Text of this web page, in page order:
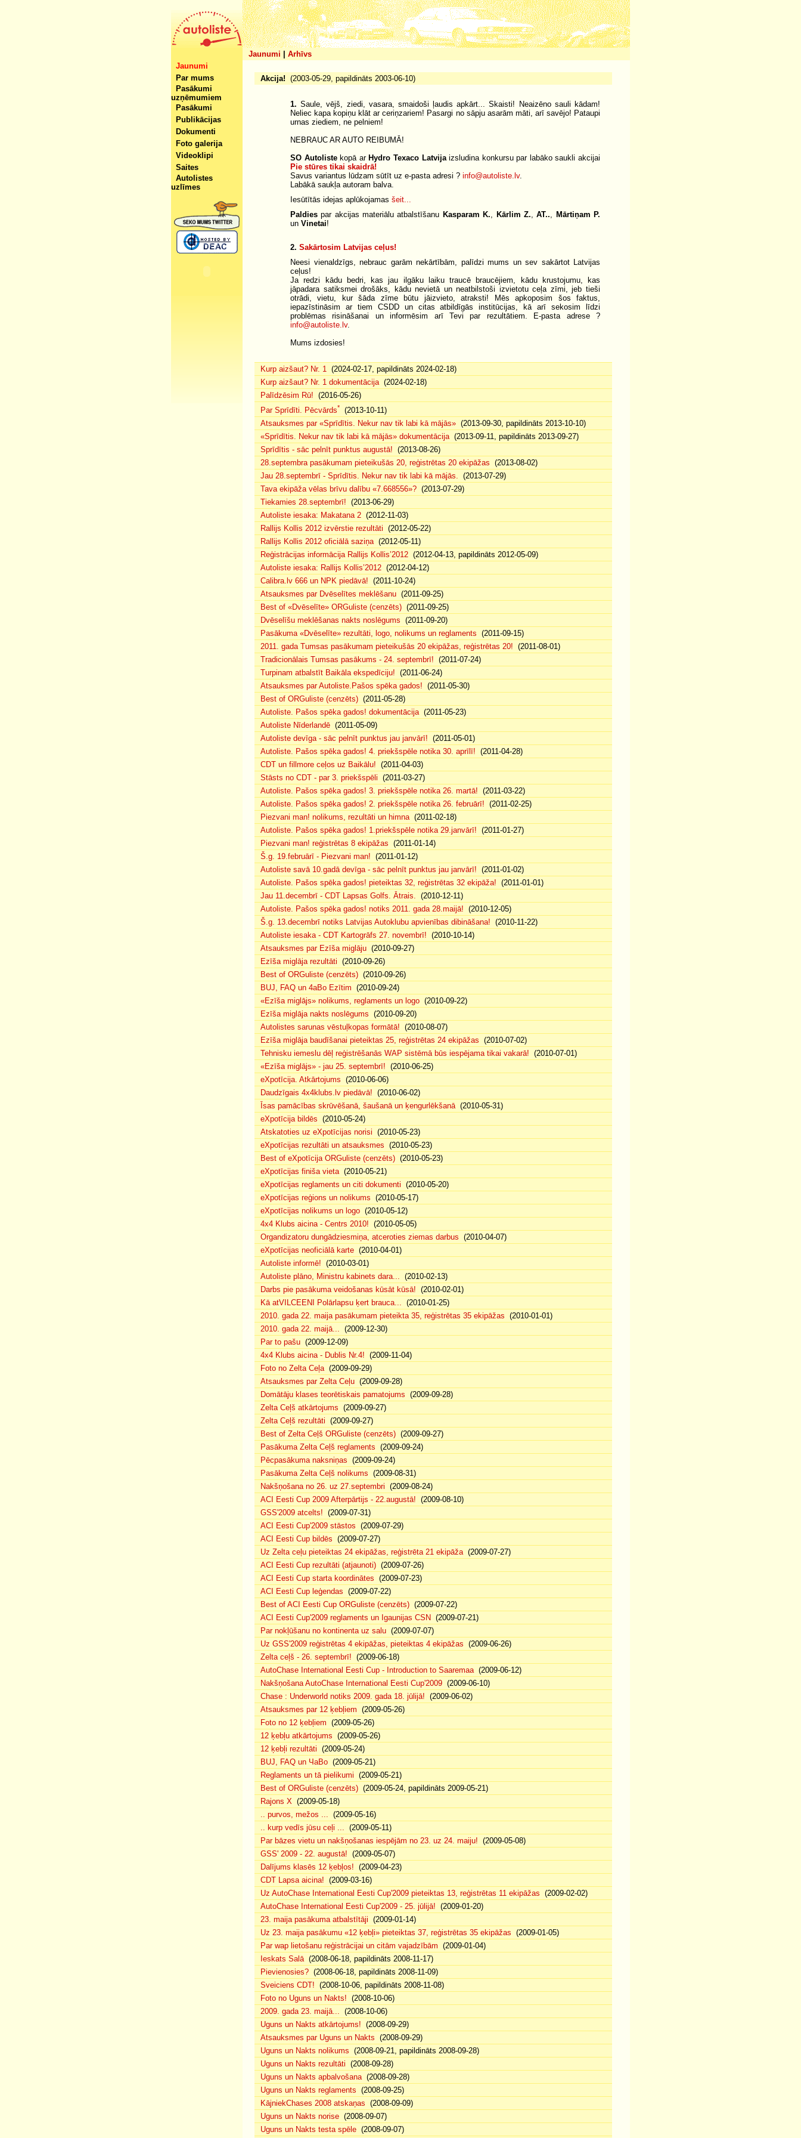
Jaunumi
Arhīvs
Jaunumi
Par mums
Pasākumi
uzņēmumiem
Pasākumi
Publikācijas
Dokumenti
Foto galerija
Videoklipi
Saites
Autolistes
uzlīmes
Akcija! (2003-05-29, papildināts 2003-06-10)
1. Saule, vējš, ziedi, vasara, smaidoši ļaudis apkārt... Skaisti! Neaizēno sauli kādam!
Neliec kapa kopiņu klāt ar ceriņzariem! Pasargi no sāpju asarām māti, arī savējo! Pataupi
urnas ziediem, ne pelniem!
NEBRAUC AR AUTO REIBUMĀ!
SO Autolistekopā ar Hydro Texaco Latvijaizsludina konkursu par labāko saukli akcijai
Pie stūres tikai skaidrā!
Savus variantus lūdzam sūtīt uz e-pasta adresi ? info@autoliste.lv.
Labākā saukļa autoram balva.
Iesūtītās idejas aplūkojamas šeit...
Paldies par akcijas materiālu atbalstīšanu Kasparam K., Kārlim Z.,AT.., Mārtiņam P.
un Vinetai!
2. Sakārtosim Latvijas ceļus!
Neesi vienaldzīgs, nebrauc garām nekārtībām, palīdzi mums un sev sakārtot Latvijas
ceļus!
Ja redzi kādu bedri, kas jau ilgāku laiku traucē braucējiem, kādu krustojumu, kas
jāpadara satiksmei drošāks, kādu nevietā un neatbilstoši izvietotu ceļa zīmi, jeb tieši
otrādi, vietu, kur šāda zīme būtu jāizvieto, atraksti! Mēs apkoposim šos faktus,
iepazīstināsim ar tiem CSDD un citas atbildīgās institūcijas, kā arī sekosim līdzi
problēmas risināšanai un informēsim arī Tevi par rezultātiem. E-pasta adrese ?
info@autoliste.lv.
Mums izdosies!
Kurp aizšaut? Nr. 1 (2024-02-17, papildināts 2024-02-18)
Kurp aizšaut? Nr. 1 dokumentācija(2024-02-18)
Palīdzēsim Rū! (2016-05-26)
Par Sprīdīti. Pēcvārds*
(2013-10-11)
Atsauksmes par «Sprīdītis. Nekur nav tik labi kā mājās» (2013-09-30, papildināts 2013-10-10)
«Sprīdītis. Nekur nav tik labi kā mājās» dokumentācija(2013-09-11, papildināts 2013-09-27)
Sprīdītis - sāc pelnīt punktus augustā! (2013-08-26)
28.septembra pasākumam pieteikušās 20, reģistrētas 20 ekipāžas (2013-08-02)
Jau 28.septembrī - Sprīdītis. Nekur nav tik labi kā mājās. (2013-07-29)
Tava ekipāža vēlas brīvu dalību «7.668556»? (2013-07-29)
Tiekamies 28.septembrī! (2013-06-29)
Autoliste iesaka: Makatana 2 (2012-11-03)
Rallijs Kollis 2012 izvērstie rezultāti (2012-05-22)
Rallijs Kollis 2012 oficiālā saziņa(2012-05-11)
Reģistrācijas informācija Rallijs Kollis’2012 (2012-04-13, papildināts 2012-05-09)
Autoliste iesaka: Rallijs Kollis’2012 (2012-04-12)
Calibra.lv 666 un NPK piedāvā! (2011-10-24)
Atsauksmes par Dvēselītes meklēšanu (2011-09-25)
Best of «Dvēselīte» ORGuliste (cenzēts) (2011-09-25)
Dvēselīšu meklēšanas nakts noslēgums (2011-09-20)
Pasākuma «Dvēselīte» rezultāti, logo, nolikums un reglaments (2011-09-15)
2011. gada Tumsas pasākumam pieteikušās 20 ekipāžas, reģistrētas 20! (2011-08-01)
Tradicionālais Tumsas pasākums - 24. septembrī! (2011-07-24)
Turpinam atbalstīt Baikāla ekspedīciju! (2011-06-24)
Atsauksmes par Autoliste.Pašos spēka gados! (2011-05-30)
Best of ORGuliste (cenzēts) (2011-05-28)
Autoliste. Pašos spēka gados! dokumentācija(2011-05-23)
Autoliste Nīderlandē (2011-05-09)
Autoliste devīga - sāc pelnīt punktus jau janvārī! (2011-05-01)
Autoliste. Pašos spēka gados! 4. priekšspēle notika 30. aprīlī! (2011-04-28)
CDT un fillmore ceļos uz Baikālu! (2011-04-03)
Stāsts no CDT - par 3. priekšspēli (2011-03-27)
Autoliste. Pašos spēka gados! 3. priekšspēle notika 26. martā! (2011-03-22)
Autoliste. Pašos spēka gados! 2. priekšspēle notika 26. februārī! (2011-02-25)
Piezvani man! nolikums, rezultāti un himna(2011-02-18)
Autoliste. Pašos spēka gados! 1.priekšspēle notika 29.janvārī! (2011-01-27)
Piezvani man! reģistrētas 8 ekipāžas (2011-01-14)
Š.g. 19.februārī - Piezvani man! (2011-01-12)
Autoliste savā 10.gadā devīga - sāc pelnīt punktus jau janvārī! (2011-01-02)
Autoliste. Pašos spēka gados! pieteiktas 32, reģistrētas 32 ekipāža! (2011-01-01)
Jau 11.decembrī - CDT Lapsas Golfs. Ātrais. (2010-12-11)
Autoliste. Pašos spēka gados! notiks 2011. gada 28.maijā! (2010-12-05)
Š.g. 13.decembrī notiks Latvijas Autoklubu apvienības dibināšana! (2010-11-22)
Autoliste iesaka - CDT Kartogrāfs 27. novembrī! (2010-10-14)
Atsauksmes par Ezīša miglāju (2010-09-27)
Ezīša miglāja rezultāti (2010-09-26)
Best of ORGuliste (cenzēts) (2010-09-26)
BUJ, FAQ un 4aBo Ezītim (2010-09-24)
«Ezīša miglājs» nolikums, reglaments un logo (2010-09-22)
Ezīša miglāja nakts noslēgums (2010-09-20)
Autolistes sarunas vēstuļkopas formātā! (2010-08-07)
Ezīša miglāja baudīšanai pieteiktas 25, reģistrētas 24 ekipāžas (2010-07-02)
Tehnisku iemeslu dēļ reģistrēšanās WAP sistēmā būs iespējama tikai vakarā! (2010-07-01)
«Ezīša miglājs» - jau 25. septembrī! (2010-06-25)
eXpotīcija. Atkārtojums (2010-06-06)
Daudzīgais 4x4klubs.lv piedāvā! (2010-06-02)
Īsas pamācības skrūvēšanā, šaušanā un ķengurlēkšanā(2010-05-31)
eXpotīcija bildēs (2010-05-24)
Atskatoties uz eXpotīcijas norisi (2010-05-23)
eXpotīcijas rezultāti un atsauksmes (2010-05-23)
Best of eXpotīcija ORGuliste (cenzēts) (2010-05-23)
eXpotīcijas finiša vieta(2010-05-21)
eXpotīcijas reglaments un citi dokumenti (2010-05-20)
eXpotīcijas reģions un nolikums (2010-05-17)
eXpotīcijas nolikums un logo (2010-05-12)
4x4 Klubs aicina - Centrs 2010! (2010-05-05)
Organdizatoru dungādziesmiņa, atceroties ziemas darbus (2010-04-07)
eXpotīcijas neoficiālā karte (2010-04-01)
Autoliste informē! (2010-03-01)
Autoliste plāno, Ministru kabinets dara... (2010-02-13)
Darbs pie pasākuma veidošanas kūsāt kūsā! (2010-02-01)
Kā atVILCEENI Polārlapsu ķert brauca... (2010-01-25)
2010. gada 22. maija pasākumam pieteikta 35, reģistrētas 35 ekipāžas (2010-01-01)
2010. gada 22. maijā... (2009-12-30)
Par to pašu (2009-12-09)
4x4 Klubs aicina - Dublis Nr.4! (2009-11-04)
Foto no Zelta Ceļa(2009-09-29)
Atsauksmes par Zelta Ceļu (2009-09-28)
Domātāju klases teorētiskais pamatojums (2009-09-28)
Zelta Ceļš atkārtojums (2009-09-27)
Zelta Ceļš rezultāti (2009-09-27)
Best of Zelta Ceļš ORGuliste (cenzēts) (2009-09-27)
Pasākuma Zelta Ceļš reglaments (2009-09-24)
Pēcpasākuma naksniņas (2009-09-24)
Pasākuma Zelta Ceļš nolikums (2009-08-31)
Nakšņošana no 26. uz 27.septembri (2009-08-24)
ACI Eesti Cup 2009 Afterpārtijs - 22.augustā! (2009-08-10)
GSS'2009 atcelts! (2009-07-31)
ACI Eesti Cup'2009 stāstos (2009-07-29)
ACI Eesti Cup bildēs (2009-07-27)
Uz Zelta ceļu pieteiktas 24 ekipāžas, reģistrēta 21 ekipāža(2009-07-27)
ACI Eesti Cup rezultāti (atjaunoti) (2009-07-26)
ACI Eesti Cup starta koordinātes (2009-07-23)
ACI Eesti Cup leģendas (2009-07-22)
Best of ACI Eesti Cup ORGuliste (cenzēts) (2009-07-22)
ACI Eesti Cup'2009 reglaments un Igaunijas CSN (2009-07-21)
Par nokļūšanu no kontinenta uz salu (2009-07-07)
Uz GSS'2009 reģistrētas 4 ekipāžas, pieteiktas 4 ekipāžas (2009-06-26)
Zelta ceļš - 26. septembrī! (2009-06-18)
AutoChase International Eesti Cup - Introduction to Saaremaa(2009-06-12)
Nakšņošana AutoChase International Eesti Cup'2009 (2009-06-10)
Chase : Underworld notiks 2009. gada 18. jūlijā! (2009-06-02)
Atsauksmes par 12 ķebļiem (2009-05-26)
Foto no 12 ķebļiem (2009-05-26)
12 ķebļu atkārtojums (2009-05-26)
12 ķebļi rezultāti (2009-05-24)
BUJ, FAQ un ЧаВо (2009-05-21)
Reglaments un tā pielikumi (2009-05-21)
Best of ORGuliste (cenzēts) (2009-05-24, papildināts 2009-05-21)
Rajons X (2009-05-18)
.. purvos, mežos ... (2009-05-16)
.. kurp vedīs jūsu ceļi ... (2009-05-11)
Par bāzes vietu un nakšņošanas iespējām no 23. uz 24. maiju! (2009-05-08)
GSS' 2009 - 22. augustā! (2009-05-07)
Dalījums klasēs 12 ķebļos! (2009-04-23)
CDT Lapsa aicina! (2009-03-16)
Uz AutoChase International Eesti Cup'2009 pieteiktas 13, reģistrētas 11 ekipāžas (2009-02-02)
AutoChase International Eesti Cup'2009 - 25. jūlijā! (2009-01-20)
23. maija pasākuma atbalstītāji (2009-01-14)
Uz 23. maija pasākumu «12 ķebļi» pieteiktas 37, reģistrētas 35 ekipāžas (2009-01-05)
Par wap lietošanu reģistrācijai un citām vajadzībām (2009-01-04)
Ieskats Salā(2008-06-18, papildināts 2008-11-17)
Pievienosies? (2008-06-18, papildināts 2008-11-09)
Sveiciens CDT! (2008-10-06, papildināts 2008-11-08)
Foto no Uguns un Nakts! (2008-10-06)
2009. gada 23. maijā... (2008-10-06)
Uguns un Nakts atkārtojums! (2008-09-29)
Atsauksmes par Uguns un Nakts (2008-09-29)
Uguns un Nakts nolikums (2008-09-21, papildināts 2008-09-28)
Uguns un Nakts rezultāti (2008-09-28)
Uguns un Nakts apbalvošana(2008-09-28)
Uguns un Nakts reglaments (2008-09-25)
KājniekChases 2008 atskaņas (2008-09-09)
Uguns un Nakts norise (2008-09-07)
Uguns un Nakts testa spēle (2008-09-07)